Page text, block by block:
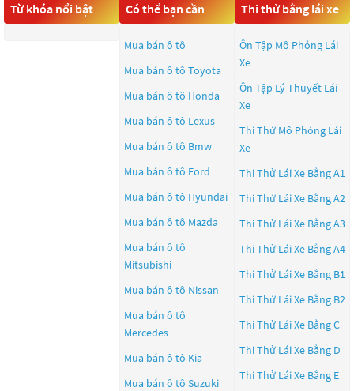
Từ khóa nổi bật Có thể bạn cần
Mua bán ô tô
Mua bán ô tô Toyota
Mua bán ô tô Honda
Mua bán ô tô Lexus
Mua bán ô tô Bmw
Mua bán ô tô Ford
Mua bán ô tô Hyundai
Mua bán ô tô Mazda
Mua bán ô tô
Mitsubishi
Mua bán ô tô Nissan
Mua bán ô tô
Mercedes
Mua bán ô tô Kia
Mua bán ô tô Suzuki
Thi thử bằng lái xe
Ôn Tập Mô Phỏng Lái
Xe
Ôn Tập Lý Thuyết Lái
Xe
Thi Thử Mô Phỏng Lái
Xe
Thi Thử Lái Xe Bằng A1
Thi Thử Lái Xe Bằng A2
Thi Thử Lái Xe Bằng A3
Thi Thử Lái Xe Bằng A4
Thi Thử Lái Xe Bằng B1
Thi Thử Lái Xe Bằng B2
Thi Thử Lái Xe Bằng C
Thi Thử Lái Xe Bằng D
Thi Thử Lái Xe Bằng E